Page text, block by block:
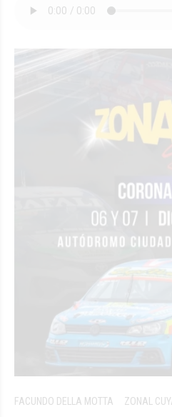
FACUNDO DELLA MOTTA ZONAL